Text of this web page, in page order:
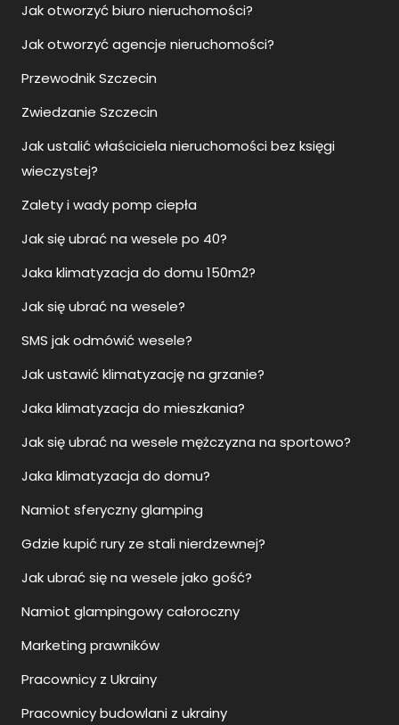
Jak otworzyć biuro nieruchomości?
Jak otworzyć agencje nieruchomości?
Przewodnik Szczecin
Zwiedzanie Szczecin
Jak ustalić właściciela nieruchomości bez księgi
wieczystej?
Zalety i wady pomp ciepła
Jak się ubrać na wesele po 40?
Jaka klimatyzacja do domu 150m2?
Jak się ubrać na wesele?
SMS jak odmówić wesele?
Jak ustawić klimatyzację na grzanie?
Jaka klimatyzacja do mieszkania?
Jak się ubrać na wesele mężczyzna na sportowo?
Jaka klimatyzacja do domu?
Namiot sferyczny glamping
Gdzie kupić rury ze stali nierdzewnej?
Jak ubrać się na wesele jako gość?
Namiot glampingowy całoroczny
Marketing prawników
Pracownicy z Ukrainy
Pracownicy budowlani z ukrainy